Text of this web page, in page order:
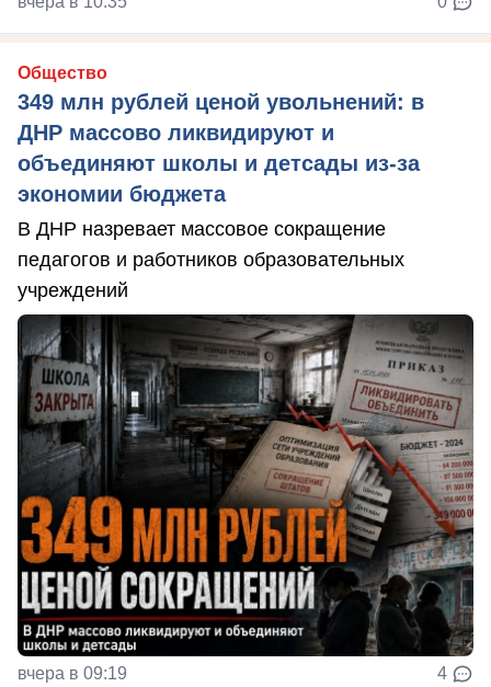
Общество
349 млн рублей ценой увольнений: в
ДНР массово ликвидируют и
объединяют школы и детсады из-за
экономии бюджета
В ДНР назревает массовое сокращение
педагогов и работников образовательных
учреждений
вчера в 09:19 4